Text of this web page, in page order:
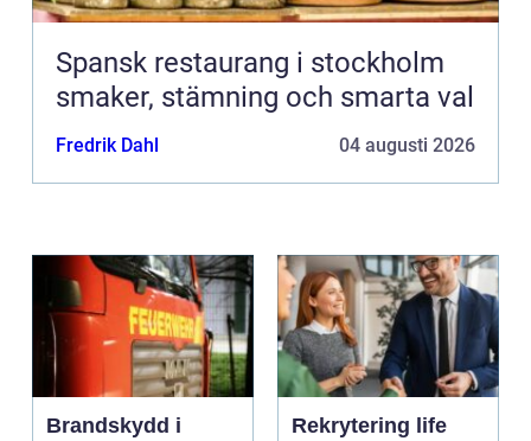
Spansk restaurang i stockholm
smaker, stämning och smarta val
Fredrik Dahl 04 augusti 2026
Brandskydd i
Rekrytering life